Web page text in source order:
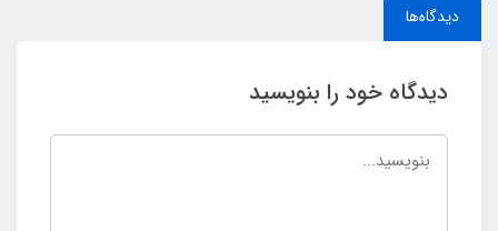
دیدگاه‌ها
دیدگاه خود را بنویسید